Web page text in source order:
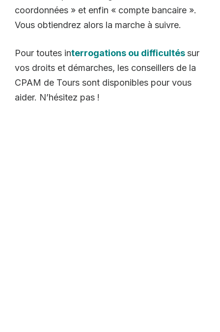
coordonnées » et enfin « compte bancaire ».
Vous obtiendrez alors la marche à suivre.
Pour toutes interrogations ou difficultéssur
vos droits et démarches, les conseillers de la
CPAM de Tours sont disponibles pour vous
aider. N’hésitez pas !